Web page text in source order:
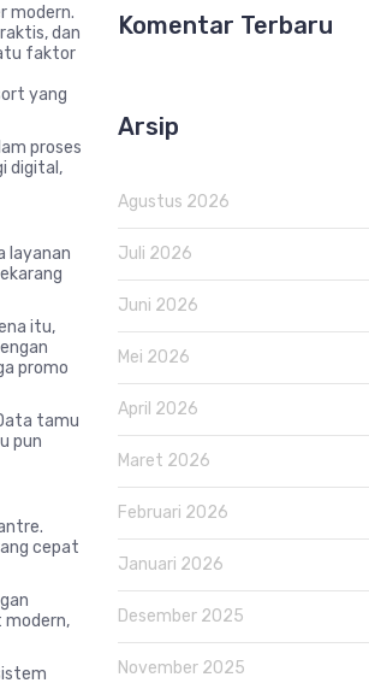
modern.
dan
faktor
yang
proses
digital,
layanan
itu,
promo
tamu
pun
cepat
modern,
Komentar Terbaru
Arsip
Agustus 2026
Juli 2026
Juni 2026
Mei 2026
April 2026
Maret 2026
Februari 2026
Januari 2026
Desember 2025
November 2025